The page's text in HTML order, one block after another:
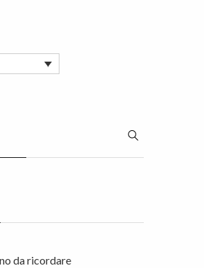
da ricordare